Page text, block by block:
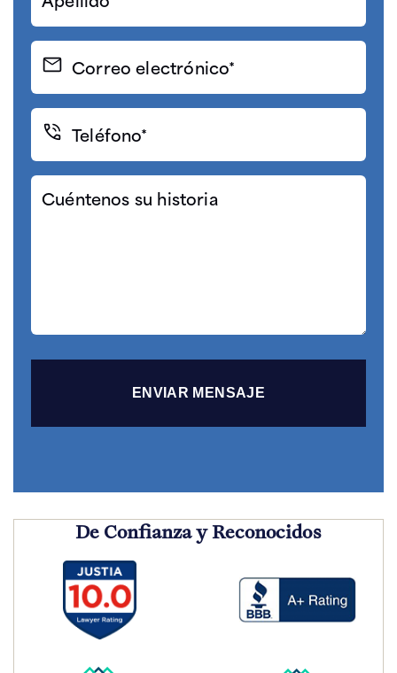
(Required)
Correo
electrónico
Teléfono*
(Required)
Cuéntenos
su
De Confianza y Reconocidos